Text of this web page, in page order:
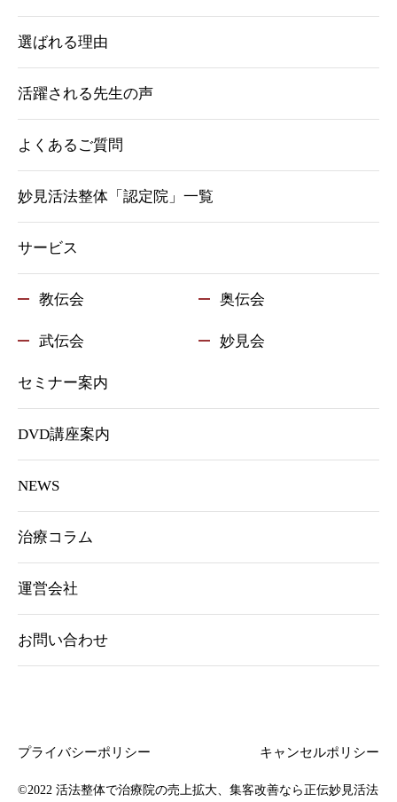
選ばれる理由
活躍される先生の声
よくあるご質問
妙見活法整体「認定院」一覧
サービス
教伝会 奥伝会
武伝会 妙見会
セミナー案内
DVD講座案内
NEWS
治療コラム
運営会社
お問い合わせ
プライバシーポリシー キャンセルポリシー
©2022 活法整体で治療院の売上拡大、集客改善なら正伝妙見活法